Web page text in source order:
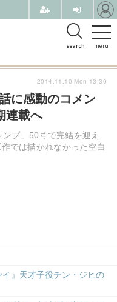
menu
search
に感動のコメン
連載へ
プ」50号で完結を迎え
では描かれなかった空白
』天才子役チン・ジヒの
2014.11.10 Mon 13:30